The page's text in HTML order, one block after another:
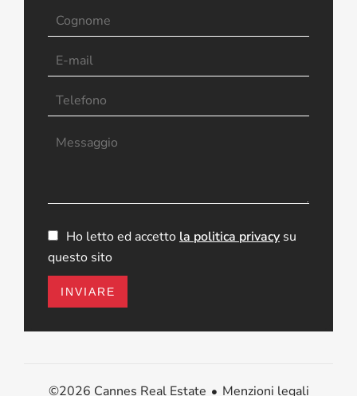
Ho letto ed accetto la politica privacy su
questo sito
INVIARE
©2026 Cannes Real Estate Menzioni legali